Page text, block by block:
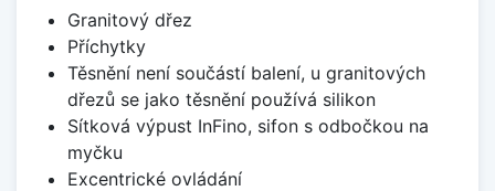
Granitový dřez
Příchytky
Těsnění není součástí balení, u granitových
dřezů se jako těsnění používá silikon
Sítková výpust InFino, sifon s odbočkou na
myčku
Excentrické ovládání